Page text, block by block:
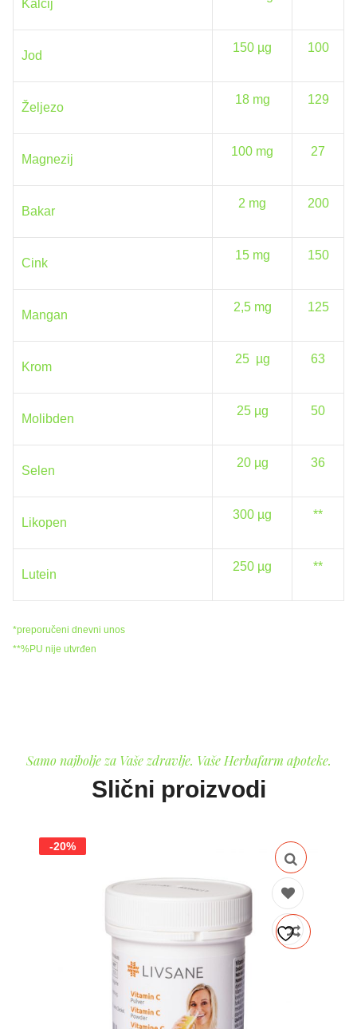
Kalcij
Jod
150 µg 100
Željezo
18 mg 129
Magnezij
100 mg 27
Bakar
2 mg 200
Cink
15 mg 150
Mangan
2,5 mg 125
Krom
25 µg 63
Molibden
25 µg 50
Selen
20 µg 36
Likopen
300 µg **
Lutein
250 µg **
*preporučeni dnevni unos
**%PU nije utvrđen
Samo najbolje za Vaše zdravlje. Vaše Herbafarm apoteke.
Slični proizvodi
-20%